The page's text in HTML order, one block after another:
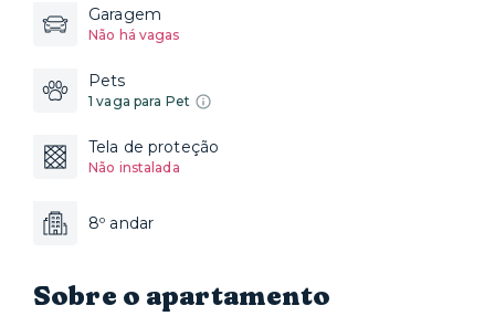
Garagem
Não há vagas
Pets
1 vaga para Pet
Tela de proteção
Não instalada
8º andar
Sobre o apartamento